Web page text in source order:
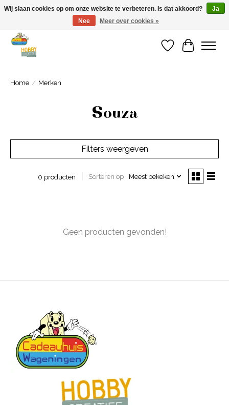
Welkom bij Cadeauhuis Wageningen
Verlanglijst
Home / Merken
Souza
Filters weergeven
0 producten Sorteren op Meest bekeken
Geen producten gevonden!
Wij slaan cookies op om onze website te verbeteren. Is dat akkoord?
Ja
Nee
Meer over cookies »